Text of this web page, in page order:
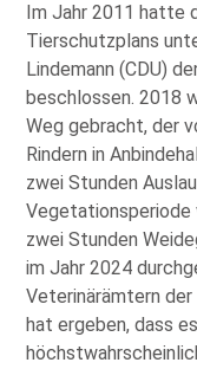
Im Jahr 2011 hatte
Tierschutzplans
Lindemann (CDU)
beschlossen. 2018
Weg gebracht, der
Rindern in
zwei Stunden
Vegetationsperiode
zwei Stunden
im Jahr 2024
Veterinärämtern
hat ergeben, dass